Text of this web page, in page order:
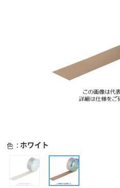
色 ホワイト